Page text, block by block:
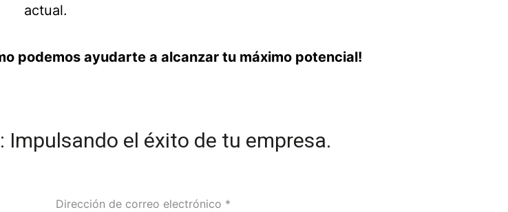
actual.
podemos ayudarte a alcanzar tu máximo potencial!
Impulsando el éxito de tu empresa.
Dirección de correo electrónico *